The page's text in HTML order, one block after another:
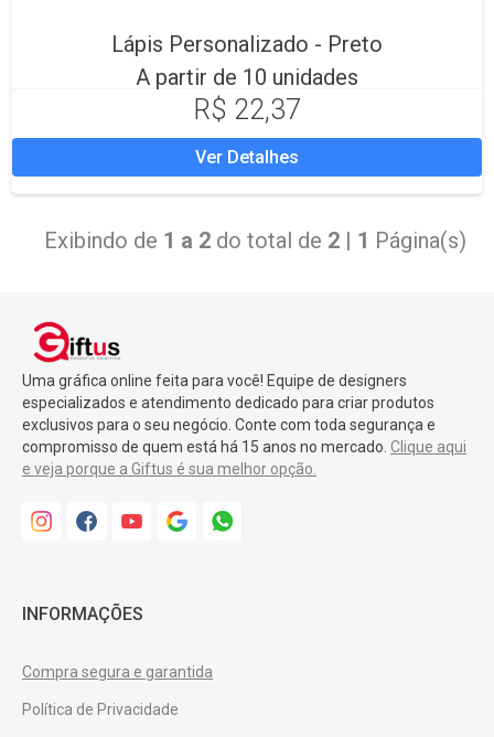
Lápis Personalizado - Preto
A partir de 10 unidades
R$ 22,37
Ver Detalhes
Exibindo de 1 a 2 do total de 2 | 1 Página(s)
Uma gráfica online feita para você! Equipe de designers
especializados e atendimento dedicado para criar produtos
exclusivos para o seu negócio. Conte com toda segurança e
compromisso de quem está há 15 anos no mercado. Clique aqui
e veja porque a Giftus é sua melhor opção.
INFORMAÇÕES
Compra segura e garantida
Política de Privacidade